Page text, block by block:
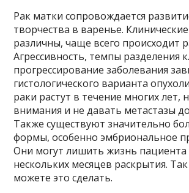
Рак матки сопровождается
творчества в варенье.
различны, чаще всего происходит
Агрессивность, темпы разделения
прогрессирование заболевания
гистологического варианта
раки растут в течение многих лет,
внимания и не давать метастазы
Также существуют значительно
формы, особенно эмбриональное
Они могут лишить жизнь пациента
нескольких месяцев раскрытия.
можете это сделать.